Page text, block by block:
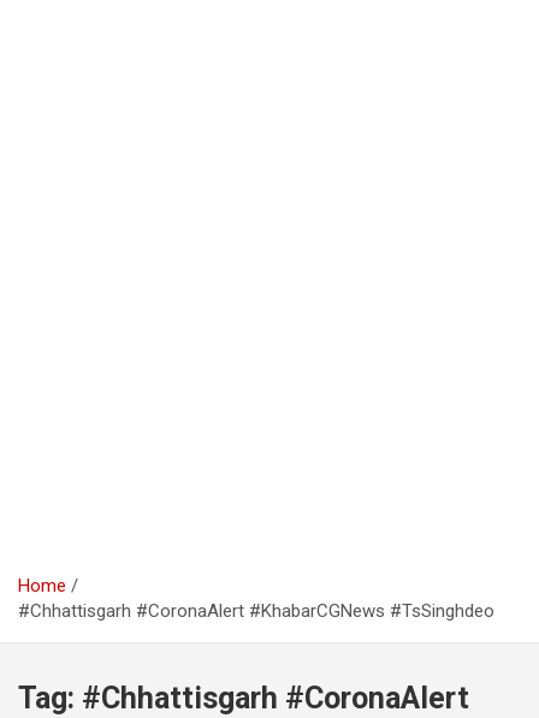
Home
#Chhattisgarh #CoronaAlert #KhabarCGNews #TsSinghdeo
Tag: #Chhattisgarh #CoronaAlert